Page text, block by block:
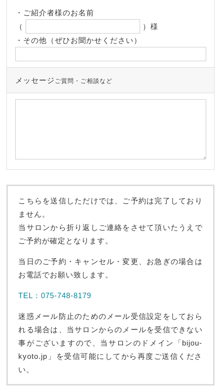
・ご紹介者様のお名前
（
）様
・その他（ぜひお聞かせください）
メッセージ ご質問・ご相談など
こちらを送信しただけでは、ご予約は完了しており
ません。
当サロンから折り返しご連絡をさせて頂いたうえで
ご予約が確定となります。
当日のご予約・キャンセル・変更、お急ぎの場合は
お電話でお願い致します。
TEL：075-748-8179
迷惑メール防止のためのメール受信設定をしておら
れる場合は、当サロンからのメールを受信できない
事がございますので、当サロンのドメイン「bijou-
kyoto.jp」を受信可能にしてから再度ご送信くださ
い。